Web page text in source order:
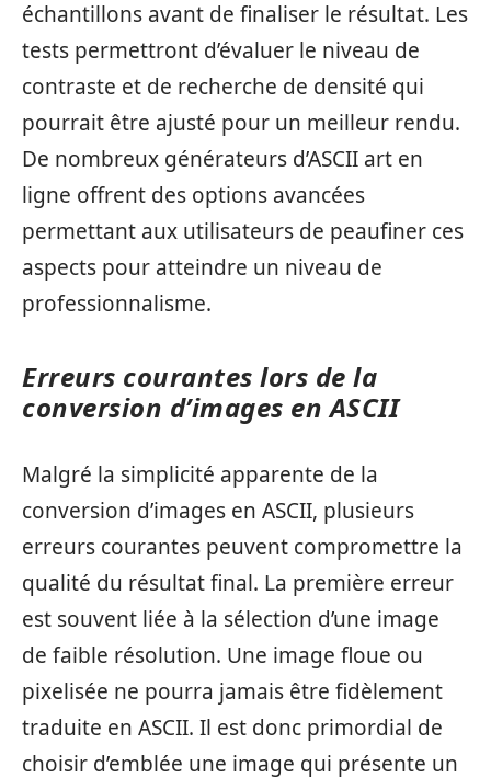
échantillons avant de finaliser le résultat. Les
tests permettront d’évaluer le niveau de
contraste et de recherche de densité qui
pourrait être ajusté pour un meilleur rendu.
De nombreux générateurs d’ASCII art en
ligne offrent des options avancées
permettant aux utilisateurs de peaufiner ces
aspects pour atteindre un niveau de
professionnalisme.
Erreurs courantes lors de la
conversion d’images en ASCII
Malgré la simplicité apparente de la
conversion d’images en ASCII, plusieurs
erreurs courantes peuvent compromettre la
qualité du résultat final. La première erreur
est souvent liée à la sélection d’une image
de faible résolution. Une image floue ou
pixelisée ne pourra jamais être fidèlement
traduite en ASCII. Il est donc primordial de
choisir d’emblée une image qui présente un